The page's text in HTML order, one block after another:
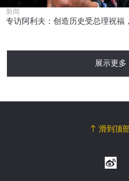
新闻
专访阿利夫：创造历史受总理祝福
展示更多
滑到顶